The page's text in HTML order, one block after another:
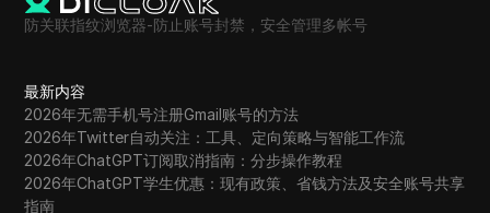
防关联指纹浏览器-防止账号封禁，安全管理多帐号
最新内容
2026年无需手机号注册Gmail账号的方法
2026年Twitter自动关注：工具、定向策略与智能工作流
2026年ChatGPT订阅取消指南：分步操作教程
2026年ChatGPT学生优惠：现有政策、省钱方法及安全账号共享
指南